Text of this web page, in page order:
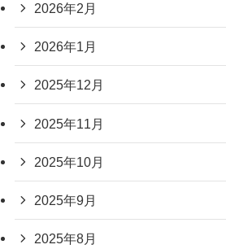
2026年2月
2026年1月
2025年12月
2025年11月
2025年10月
2025年9月
2025年8月